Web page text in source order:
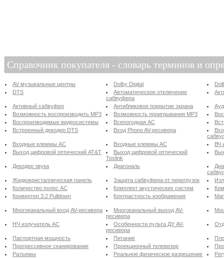
Справочник покупателя - словарь терминов и
AV музыкальные центры Dolby Digital
DTS
Автоматическое отключение
сабвуфера
Активный сабвуфер Антибликовое покрытие экрана
Возможность воспроизводить MP3
Возможность проигрывания MP3
Воспроизводимые видеосистемы
Всепогодная АС
Встроенный декодер DTS
Вход Phono AV-ресивера
Входные клеммы АС
Входные клеммы АС
ВЧ
Выход цифровой оптический AT&T
Выход цифровой оптический
Toslink
Декодер звука Диагональ
Жидкокристаллическая панель
Защита сабвуфера от перегрузок
Количество полос АС
Комплект акустических систем
Конвертер 3:2 Pulldown
Контрастность изображения
Многоканальный вход AV-ресивера
Многоканальный выход AV-
ресивера
НЧ излучатель АС
Особенности пульта ДУ AV-
ресивера
Паспортная мощность Питание
Прогрессивное сканирование
Проекционный телевизор
Разъемы
Реальное физическое разрешение